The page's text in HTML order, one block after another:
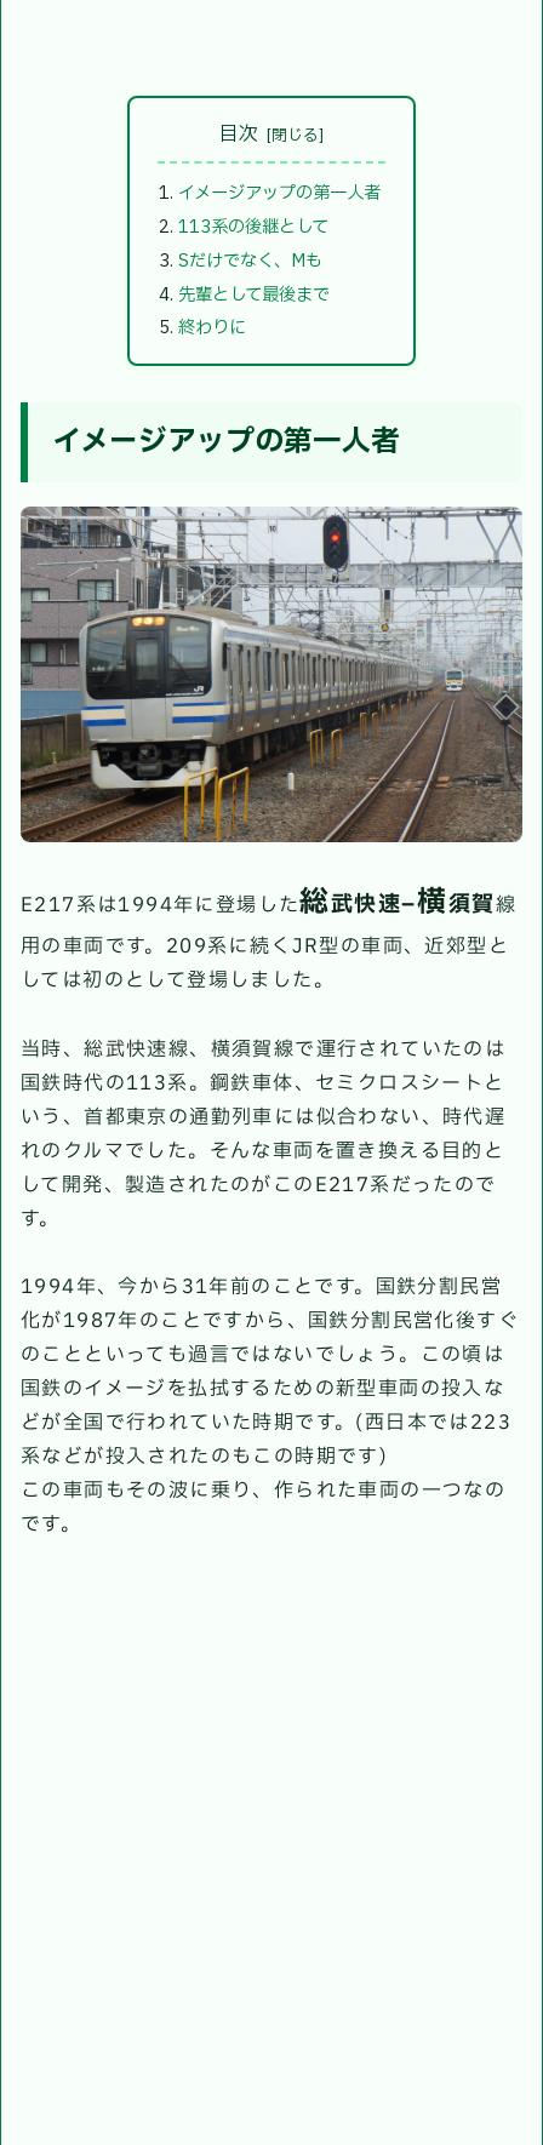
目次
イメージアップの第一人者
113系の後継として
Sだけでなく、Mも
先輩として最後まで
終わりに
イメージアップの第一人者
E217系は1994年に登場した総武快速–横須賀線
用の車両です。209系に続くJR型の車両、近郊型と
しては初のとして登場しました。
当時、総武快速線、横須賀線で運行されていたのは
国鉄時代の113系。鋼鉄車体、セミクロスシートと
いう、首都東京の通勤列車には似合わない、時代遅
れのクルマでした。そんな車両を置き換える目的と
して開発、製造されたのがこのE217系だったので
す。
1994年、今から31年前のことです。国鉄分割民営
化が1987年のことですから、国鉄分割民営化後すぐ
のことといっても過言ではないでしょう。この頃は
国鉄のイメージを払拭するための新型車両の投入な
どが全国で行われていた時期です。(西日本では223
系などが投入されたのもこの時期です)
この車両もその波に乗り、作られた車両の一つなの
です。